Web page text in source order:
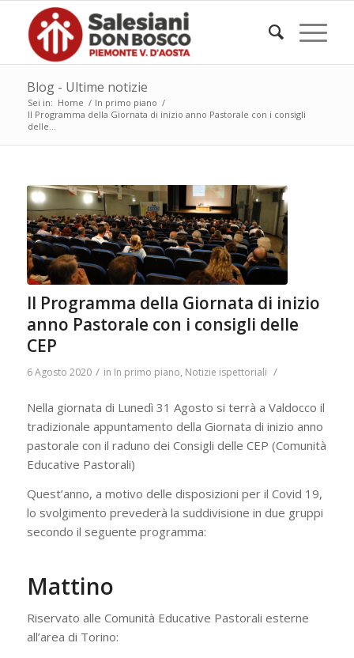
Blog - Ultime notizie
Sei in: Home / In primo piano /
Il Programma della Giornata di inizio anno Pastorale con i consigli
delle...
Il Programma della Giornata di inizio
anno Pastorale con i consigli delle
CEP
6 Agosto 2020 / in In primo piano, Notizie ispettoriali /
Nella giornata di Lunedì 31 Agosto si terrà a Valdocco il
tradizionale appuntamento della Giornata di inizio anno
pastorale con il raduno dei Consigli delle CEP (Comunità
Educative Pastorali)
Quest’anno, a motivo delle disposizioni per il Covid 19,
lo svolgimento prevederà la suddivisione in due gruppi
secondo il seguente programma:
Mattino
Riservato alle Comunità Educative Pastorali esterne
all’area di Torino: